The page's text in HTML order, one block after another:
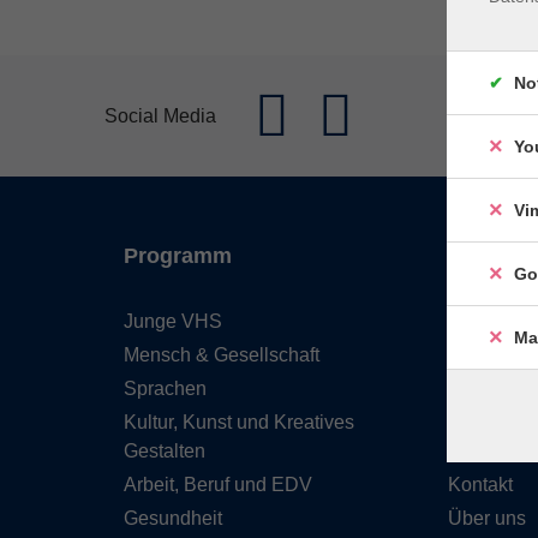
Social Media
Programm
Junge VHS
Mensch & Gesellschaft
Sprachen
Kultur, Kunst und Kreatives
Gestalten
Arbeit, Beruf und EDV
Gesundheit
Kontakt
Über uns